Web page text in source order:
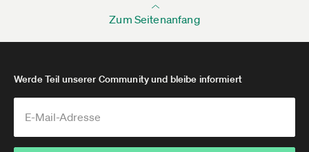
Zum Seitenanfang
Werde Teil unserer Community und bleibe informiert